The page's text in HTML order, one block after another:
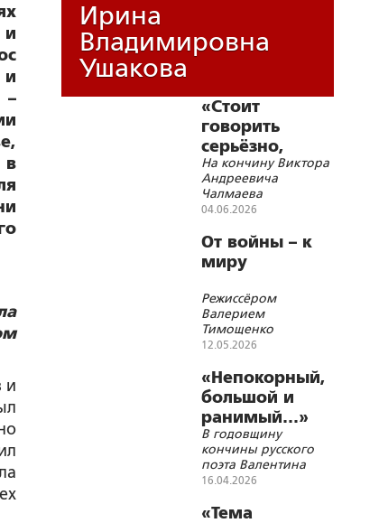
и
и
–
в
и
Ирина
Владимировна
Ушакова
«Стоит
говорить
серьёзно,
видя, как
русский народ
убывает»
На кончину Виктора
Андреевича
Чалмаева
04.06.2026
От войны – к
миру
Режиссёром
Валерием
Тимощенко
завершена работа
документальным
фильмом о
восстановлении
мирной жизни на
Донбассе
12.05.2026
«Непокорный,
большой и
ранимый…»
В годовщину
кончины русского
поэта Валентина
Сорокина состоялся
посвящённый его
16.04.2026
«Тема